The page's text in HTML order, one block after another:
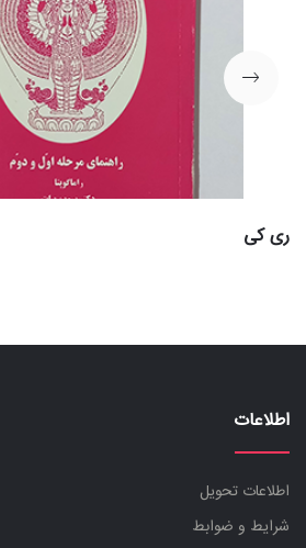
ری کی
اطلاعات
اطلاعات تحویل
شرایط و ضوابط